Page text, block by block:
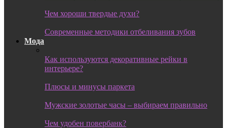
Чем хороши твердые духи?
Современные методики отбеливания зубов
Мода
Как используются декоративные рейки в
интерьере?
Плюсы и минусы паркета
Мужские золотые часы – выбираем правильно
Чем удобен повербанк?